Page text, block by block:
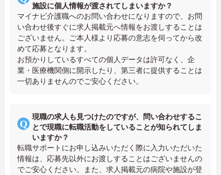
施設に個人情報が渡されてしまいますか？
マイナビ介護職へのお問い合わせになりますので、お問
い合わせ後すぐに求人掲載元へ情報をお渡しすることは
ございません。ご本人様より応募の意志を伺ってから改
めて応募となります。
お預かりしているすべての個人データは許可なく、企
業・医療機関側に開示したり、第三者に提供することは
一切ありませんのでご安心ください。
現職の求人も見つけたのですが、問い合わせするこ
とで現職に転職活動をしていることが知られてしま
いますか？
転職サポートにお申し込みいただく際に入力いただいた
情報は、応募先以外にお渡しすることはございませんの
でご安心ください。また、求人掲載元の病院や施設が登